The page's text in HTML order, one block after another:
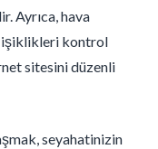
Ayrıca, hava
kontrol
sitesini düzenli
seyahatinizin